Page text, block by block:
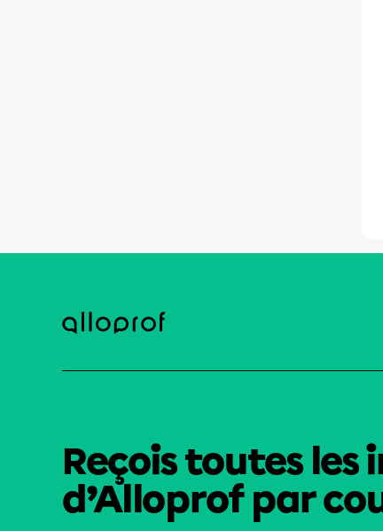
Reçois toutes les
d’Alloprof par